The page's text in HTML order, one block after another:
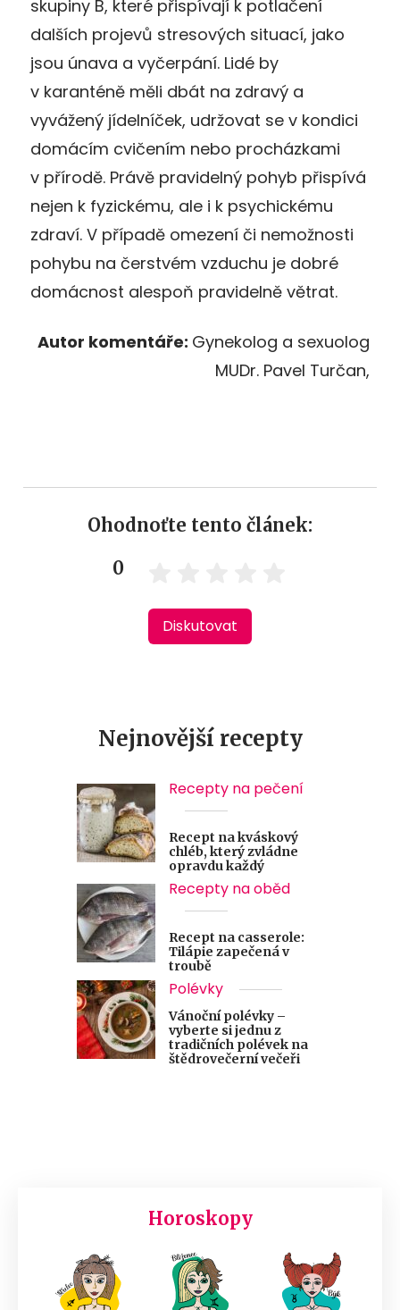
skupiny B, které přispívají k potlačení
dalších projevů stresových situací, jako
jsou únava a vyčerpání. Lidé by
v karanténě měli dbát na zdravý a
vyvážený jídelníček, udržovat se v kondici
domácím cvičením nebo procházkami
v přírodě. Právě pravidelný pohyb přispívá
nejen k fyzickému, ale i k psychickému
zdraví. V případě omezení či nemožnosti
pohybu na čerstvém vzduchu je dobré
domácnost alespoň pravidelně větrat.
Autor komentáře: Gynekolog a sexuolog
MUDr. Pavel Turčan,
Ohodnoťte tento článek:
0
Diskutovat
Nejnovější recepty
Recepty na pečení
Recept na kváskový
chléb, který zvládne
opravdu každý
Recepty na oběd
Recept na casserole:
Tilápie zapečená v
troubě
Polévky
Vánoční polévky –
vyberte si jednu z
tradičních polévek na
štědrovečerní večeři
Horoskopy